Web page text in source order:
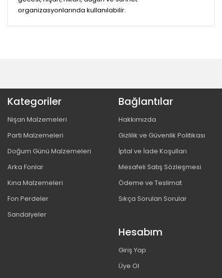
organizasyonlarında kullanılabilir.
Kategoriler
Nişan Malzemeleri
Parti Malzemeleri
Doğum Günü Malzemeleri
Arka Fonlar
Kına Malzemeleri
Fon Perdeler
Sandalyeler
Bağlantılar
Hakkımızda
Gizlilik ve Güvenlik Politikası
İptal ve İade Koşulları
Mesafeli Satış Sözleşmesi
Ödeme ve Teslimat
Sıkça Sorulan Sorular
Hesabım
Giriş Yap
Üye Ol